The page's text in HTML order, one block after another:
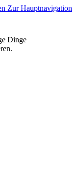
Zur Hauptnavigation
Dinge